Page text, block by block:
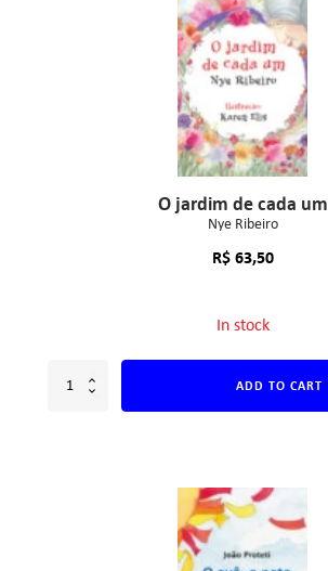
O jardim de cada um
Nye Ribeiro
R$63,50
In stock
ADD TO CART